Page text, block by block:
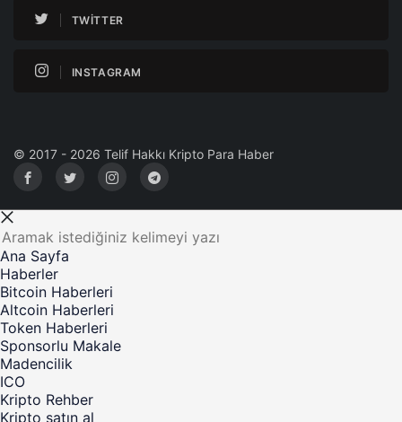
TWITTER
INSTAGRAM
© 2017 - 2026 Telif Hakkı Kripto Para Haber
Ana Sayfa
Haberler
Bitcoin Haberleri
Altcoin Haberleri
Token Haberleri
Sponsorlu Makale
Madencilik
ICO
Kripto Rehber
Kripto satın al